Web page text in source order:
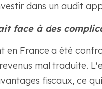
dans un audit
face à des
en France a été
mal traduite.
fiscaux, ce